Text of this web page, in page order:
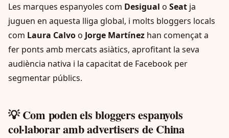
Les marques espanyoles com Desigual o Seat ja
juguen en aquesta lliga global, i molts bloggers locals
com Laura Calvoo Jorge Martínez han començat a
fer ponts amb mercats asiàtics, aprofitant la seva
audiència nativa i la capacitat de Facebook per
segmentar públics.
💡 Com poden els bloggers espanyols
col·laborar amb advertisers de China